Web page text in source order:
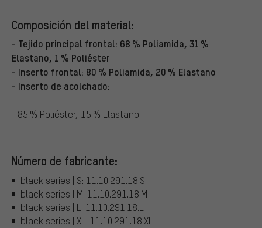
Composición del material:
- Tejido principal frontal: 68 % Poliamida, 31 %
Elastano, 1 % Poliéster
- Inserto frontal: 80 % Poliamida, 20 % Elastano
- Inserto de acolchado:
85 % Poliéster, 15 % Elastano
Número de fabricante:
black series | S: 11.10.291.18.S
black series | M: 11.10.291.18.M
black series | L: 11.10.291.18.L
black series | XL: 11.10.291.18.XL